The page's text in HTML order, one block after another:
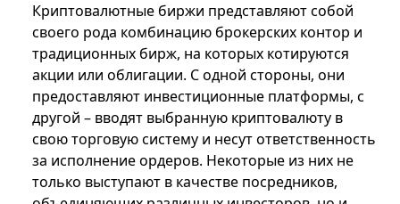
Криптовалютные биржи представляют собой
своего рода комбинацию брокерских контор и
традиционных бирж, на которых котируются
акции или облигации. С одной стороны, они
предоставляют инвестиционные платформы, с
другой – вводят выбранную криптовалюту в
свою торговую систему и несут ответственность
за исполнение ордеров. Некоторые из них не
только выступают в качестве посредников,